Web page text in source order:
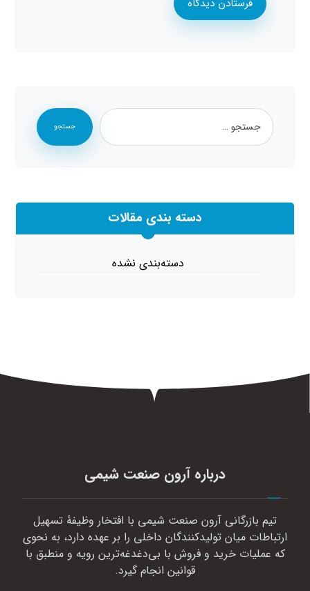
جستجو
دسته بندی مقالات
دسته‌بندی نشده
درباره آرون صنعت شیمی
تیم بازرگانی آرون صنعت شیمی با افتخار وظیفهٔ تسهیل
ارتباطات میان تولیدکنندگان داخلی را بر عهده دارد، به نحوی
که عملیات خرید و فروش با بی‌دغدغه‌ترین رویه و منطبق با
قوانین انجام گیرد.